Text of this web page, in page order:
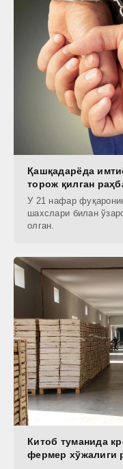
Қашқадарёда
торож қилган
У 21 нафар
шахслари билан
олган.
Китоб туманида
фермер хўжалиги